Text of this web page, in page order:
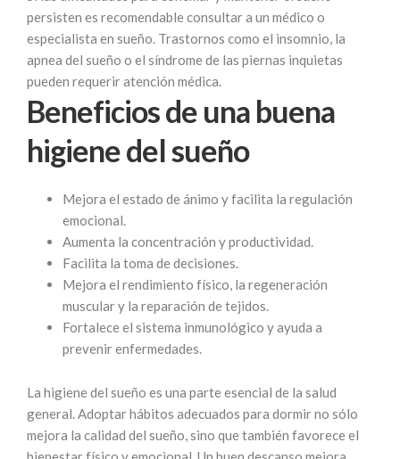
persisten es recomendable consultar a un médico o
especialista en sueño. Trastornos como el insomnio, la
apnea del sueño o el síndrome de las piernas inquietas
pueden requerir atención médica.
Beneficios de una buena
higiene del sueño
Mejora el estado de ánimo y facilita la regulación
emocional.
Aumenta la concentración y productividad.
Facilita la toma de decisiones.
Mejora el rendimiento físico, la regeneración
muscular y la reparación de tejidos.
Fortalece el sistema inmunológico y ayuda a
prevenir enfermedades.
La higiene del sueño es una parte esencial de la salud
general. Adoptar hábitos adecuados para dormir no sólo
mejora la calidad del sueño, sino que también favorece el